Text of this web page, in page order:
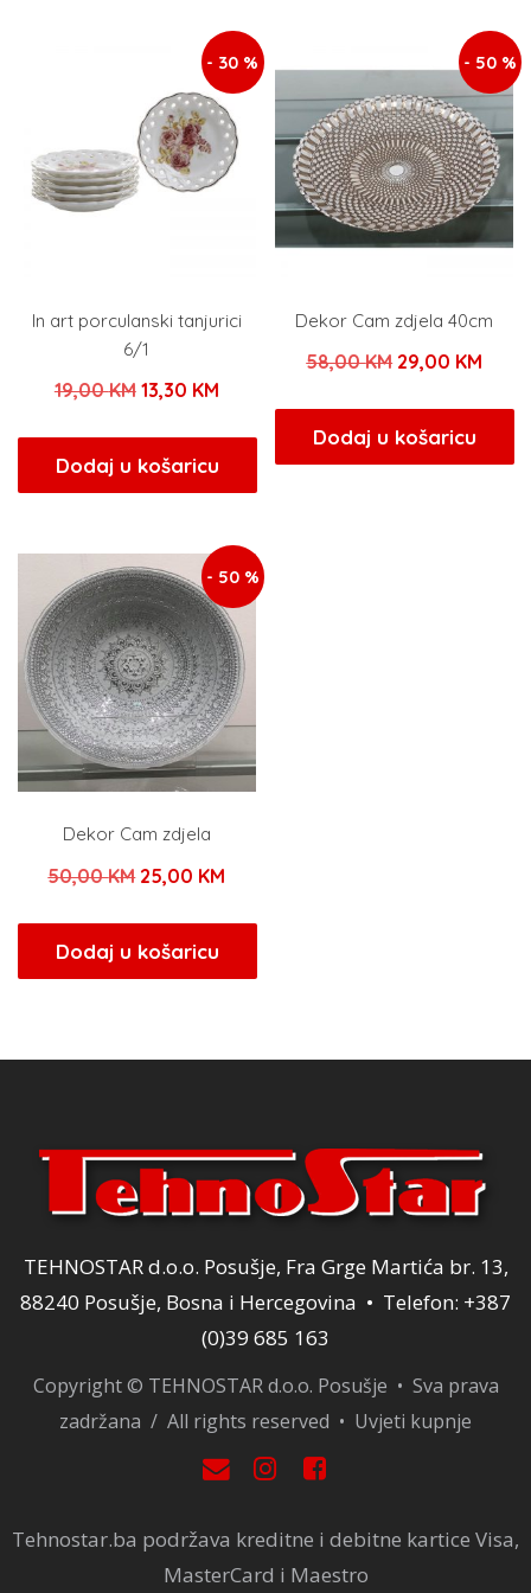
- 30 %
In art porculanski tanjurici
6/1
19,00KM Izvorna
bila
je:
13,30 KMTrenutna
je:
13,30 KM.
Dodaj u košaricu
- 50 %
Dekor Cam zdjela 40cm
58,00KM Izvorna
bila
je:
29,00 KM
Dodaj u košaricu
- 50 %
Dekor Cam zdjela
50,00KM Izvorna
bila
je:
25,00 KM
25,00 KM.
Dodaj u košaricu
TEHNOSTAR d.o.o. Posušje, Fra Grge Martića br. 13,
88240 Posušje, Bosna i Hercegovina • Telefon: +387
(0)39 685 163
Copyright © TEHNOSTAR d.o.o. Posušje • Sva prava
zadržana / All rights reserved • Uvjeti kupnje
Tehnostar.ba podržava kreditne i debitne kartice Visa,
MasterCard i Maestro